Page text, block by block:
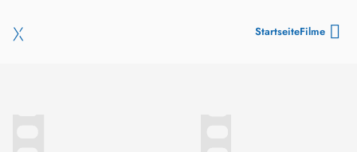
StartseiteFilme